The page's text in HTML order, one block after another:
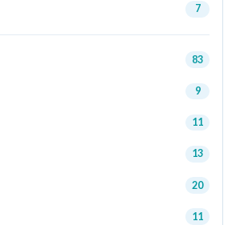
7
83
9
11
13
20
11